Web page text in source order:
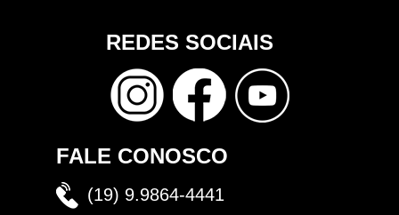
REDES SOCIAIS
FALE CONOSCO
(19) 9.9864-4441